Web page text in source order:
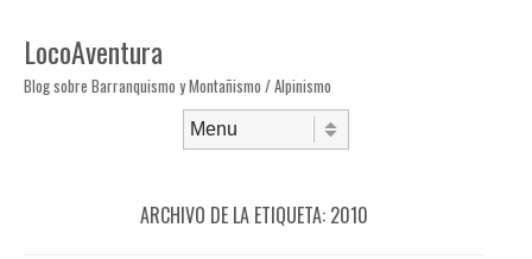
LocoAventura
Blog sobre Barranquismo y Montañismo / Alpinismo
ARCHIVO DE LA ETIQUETA: 2010